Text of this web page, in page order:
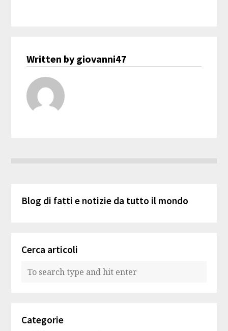
Written by giovanni47
Blog di fatti e notizie da tutto il mondo
Cerca articoli
Categorie